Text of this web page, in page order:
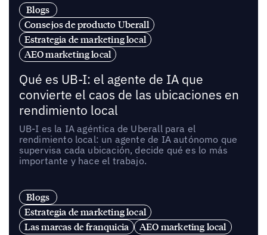
Blogs
Consejos de producto Uberall
Estrategia de marketing local
AEO marketing local
Qué es UB-I: el agente de IA que
convierte el caos de las ubicaciones en
rendimiento local
UB-I es la IA agéntica de Uberall para el
rendimiento local: un agente de IA autónomo que
supervisa cada ubicación, decide qué es lo más
importante y hace el trabajo.
Blogs
Estrategia de marketing local
Las marcas de franquicia
AEO marketing local